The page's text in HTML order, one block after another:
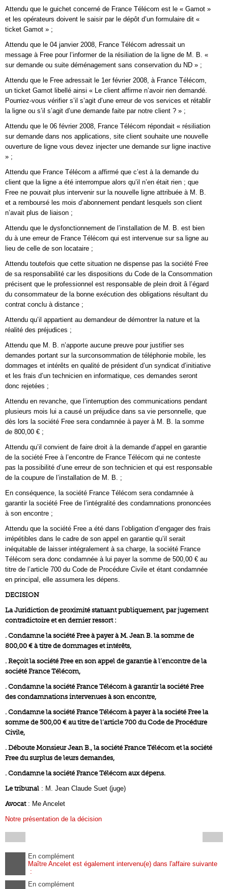
Attendu que le guichet concerné de France Télécom est le « Gamot »
et les opérateurs doivent le saisir par le dépôt d’un formulaire dit «
ticket Gamot » ;
Attendu que le 04 janvier 2008, France Télécom adressait un
message à Free pour l’informer de la résiliation de la ligne de M. B. «
sur demande ou suite déménagement sans conservation du ND » ;
Attendu que le Free adressait le 1er février 2008, à France Télécom,
un ticket Gamot libellé ainsi « Le client affirme n’avoir rien demandé.
Pourriez-vous vérifier s’il s’agit d’une erreur de vos services et rétablir
la ligne ou s’il s’agit d’une demande faite par notre client ? » ;
Attendu que le 06 février 2008, France Télécom répondait « résiliation
sur demande dans nos applications, site client souhaite une nouvelle
ouverture de ligne vous devez injecter une demande sur ligne inactive
» ;
Attendu que France Télécom a affirmé que c’est à la demande du
client que la ligne a été interrompue alors qu’il n’en était rien ; que
Free ne pouvait plus intervenir sur la nouvelle ligne attribuée à M. B.
et a remboursé les mois d’abonnement pendant lesquels son client
n’avait plus de liaison ;
Attendu que le dysfonctionnement de l’installation de M. B. est bien
du à une erreur de France Télécom qui est intervenue sur sa ligne au
lieu de celle de son locataire ;
Attendu toutefois que cette situation ne dispense pas la société Free
de sa responsabilité car les dispositions du Code de la Consommation
précisent que le professionnel est responsable de plein droit â l’égard
du consommateur de la bonne exécution des obligations résultant du
contrat conclu à distance ;
Attendu qu’il appartient au demandeur de démontrer la nature et la
réalité des préjudices ;
Attendu que M. B. n’apporte aucune preuve pour justifier ses
demandes portant sur la surconsommation de téléphonie mobile, les
dommages et intérêts en qualité de président d’un syndicat d’initiative
et les frais d’un technicien en informatique, ces demandes seront
donc rejetées ;
Attendu en revanche, que l’interruption des communications pendant
plusieurs mois lui a causé un préjudice dans sa vie personnelle, que
dès lors la société Free sera condamnée à payer à M. B. la somme
de 800,00 € ;
Attendu qu’il convient de faire droit à la demande d’appel en garantie
de la société Free à l’encontre de France Télécom qui ne conteste
pas la possibilité d’une erreur de son technicien et qui est responsable
de la coupure de l’installation de M. B. ;
En conséquence, la société France Télécom sera condamnée à
garantir la société Free de l’intégralité des condamnations prononcées
à son encontre ;
Attendu que la société Free a été dans l’obligation d’engager des frais
irrépétibles dans le cadre de son appel en garantie qu’il serait
inéquitable de laisser intégralement à sa charge, la société France
Télécom sera donc condamnée à lui payer la somme de 500,00 € au
titre de l’article 700 du Code de Procédure Civile et étant condamnée
en principal, elle assumera les dépens.
DECISION
La Juridiction de proximité statuant publiquement, par jugement
contradictoire et en dernier ressort :
. Condamne la société Free à payer à M. Jean B. la somme de
800,00 € à titre de dommages et intérêts,
. Reçoit la société Free en son appel de garantie à l’encontre de la
société France Télécom,
. Condamne la société France Télécom à garantir la société Free
des condamnations intervenues à son encontre,
. Condamne la société France Télécom à payer à la société Free la
somme de 500,00 € au titre de l’article 700 du Code de Procédure
Civile,
. Déboute Monsieur Jean B., la société France Télécom et la société
Free du surplus de leurs demandes,
. Condamne la société France Télécom aux dépens.
Le tribunal : M. Jean Claude Suet (juge)
Avocat: Me Ancelet
Notre présentation de la décision
En complément
Maître Ancelet est également intervenu(e) dans l'affaire suivante
:
En complément